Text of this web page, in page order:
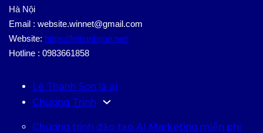
Hà Nội
Email : website.winnet@gmail.com
Website: https://lethanhson.net/
Hotline : 0983661858
Lê Thanh Sơn là ai
Chương Trình
Chương trình đào tạo AI Marketing miễn phí